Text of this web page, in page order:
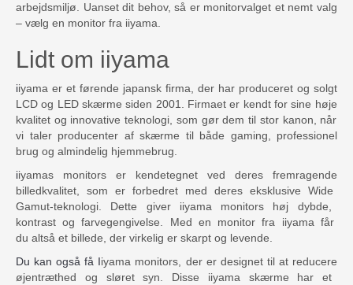
arbejdsmiljø. Uanset dit behov, så er monitorvalget et nemt valg
– vælg en monitor fra iiyama.
Lidt om iiyama
iiyama er et førende japansk firma, der har produceret og solgt
LCD og LEDskærme siden 2001. Firmaet er kendtfor sine høje
kvalitet og innovative teknologi, som gørdem til stor kanon, når
vi talerproducenter afskærme tilbåde gaming, professionel
brug og almindelig hjemmebrug.
iiyamas monitors er kendetegnet ved deres fremragende
billedkvalitet, som er forbedret med deres eksklusive Wide
Gamut-teknologi. Dette giveriiyama monitors høj dybde,
kontrast og farvegengivelse. Med en monitor fra iiyama får
du altså et billede, der virkelig er skarpt og levende.
Du kan også få Iiyama monitors, dererdesignettilatreducere
øjentræthed og sløretsyn. Disse iiyama skærme har et